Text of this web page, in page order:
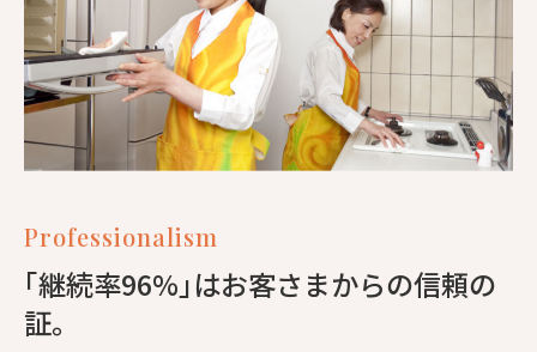
Professionalism
｢継続率96%｣はお客さまからの信頼の
証。